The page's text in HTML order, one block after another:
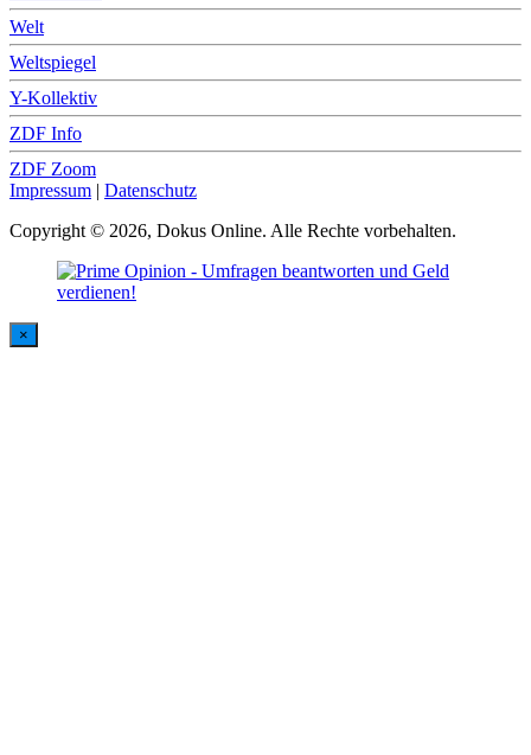
Welt
Weltspiegel
Y-Kollektiv
ZDF Info
ZDF Zoom
Impressum | Datenschutz
Copyright © 2026, Dokus Online. Alle Rechte vorbehalten.
×